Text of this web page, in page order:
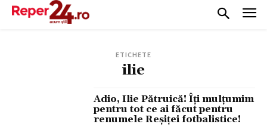
ETICHETE
ilie
Adio, Ilie Pătruică! Îți mulțumim
pentru tot ce ai făcut pentru
renumele Reșiței fotbalistice!